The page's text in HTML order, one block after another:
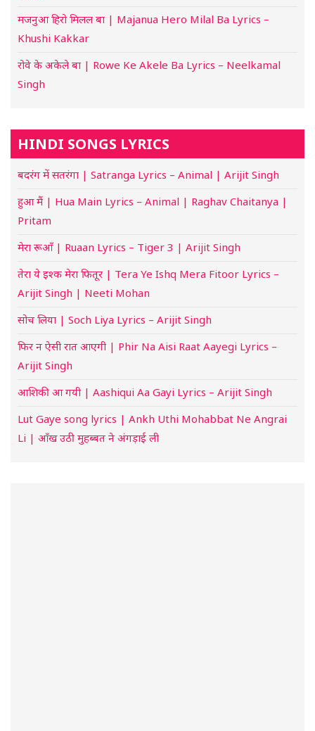
मजनुआ हिरो मिलल बा | Majanua Hero Milal Ba Lyrics –
Khushi Kakkar
रोवे के अकेले बा | Rowe Ke Akele Ba Lyrics – Neelkamal
Singh
HINDI SONGS LYRICS
बदरंग में सतरंगा | Satranga Lyrics – Animal | Arijit Singh
हुआ मैं | Hua Main Lyrics – Animal | Raghav Chaitanya |
Pritam
मेरा रूआँ | Ruaan Lyrics – Tiger 3 | Arijit Singh
तेरा ये इश्क मेरा फितूर | Tera Ye Ishq Mera Fitoor Lyrics –
Arijit Singh | Neeti Mohan
सोच लिया | Soch Liya Lyrics – Arijit Singh
फिर न ऐसी रात आएगी | Phir Na Aisi Raat Aayegi Lyrics –
Arijit Singh
आशिकी आ गयी | Aashiqui Aa Gayi Lyrics – Arijit Singh
Lut Gaye song lyrics | Ankh Uthi Mohabbat Ne Angrai
Li | आँख उठी मुहब्बत ने अंगड़ाई ली